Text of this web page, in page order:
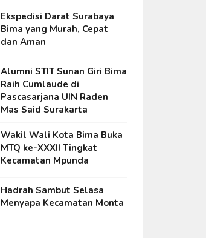
Ekspedisi Darat Surabaya
Bima yang Murah, Cepat
dan Aman
Alumni STIT Sunan Giri Bima
Raih Cumlaude di
Pascasarjana UIN Raden
Mas Said Surakarta
Wakil Wali Kota Bima Buka
MTQ ke-XXXII Tingkat
Kecamatan Mpunda
Hadrah Sambut Selasa
Menyapa Kecamatan Monta